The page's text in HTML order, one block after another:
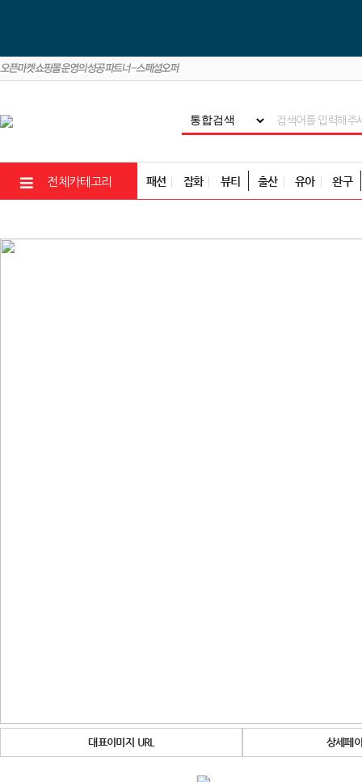
전체카테고리 패션 잡화 뷰티 출산 유아 완구
대표이미지 URL 상세페